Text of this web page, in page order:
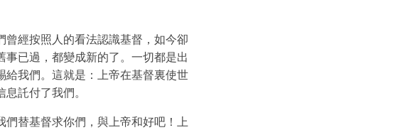
曾經按照人的看法認識基督，如今卻
已過，都變成新的了。一切都是出
給我們。這就是：上帝在基督裏使世
託付了我們。
替基督求你們，與上帝和好吧！上